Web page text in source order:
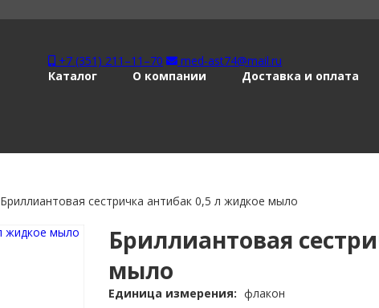
+7 (351) 211–11–70
med-ast74@mail.ru
Каталог
О компании Доставка и оплата
Бриллиантовая сестричка антибак 0,5 л жидкое мыло
Бриллиантовая
мыло
Единица измерения: флакон